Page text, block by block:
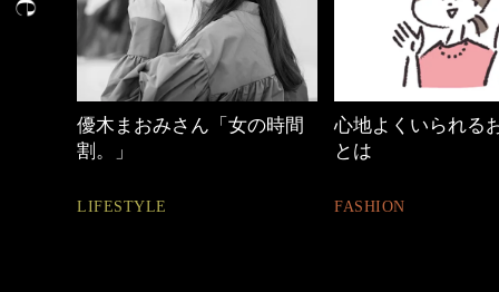
心地よくいられるおしゃれ
とは
FASHION
働く女性のバッグ